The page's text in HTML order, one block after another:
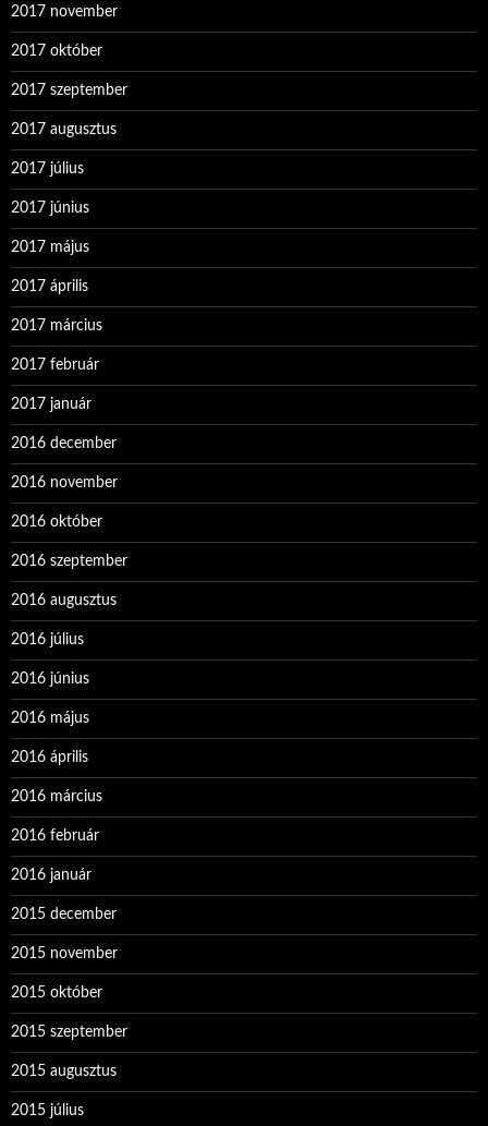
2017 november
2017 október
2017 szeptember
2017 augusztus
2017 július
2017 június
2017 május
2017 április
2017 március
2017 február
2017 január
2016 december
2016 november
2016 október
2016 szeptember
2016 augusztus
2016 július
2016 június
2016 május
2016 április
2016 március
2016 február
2016 január
2015 december
2015 november
2015 október
2015 szeptember
2015 augusztus
2015 július